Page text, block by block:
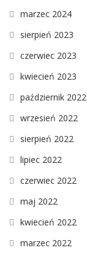
marzec 2024
sierpień 2023
czerwiec 2023
kwiecień 2023
październik 2022
wrzesień 2022
sierpień 2022
lipiec 2022
czerwiec 2022
maj 2022
kwiecień 2022
marzec 2022